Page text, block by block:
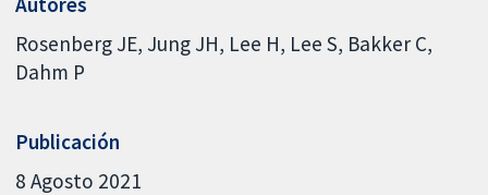
Rosenberg JE Jung JH Lee H Lee S Bakker C
Dahm P
Publicación
8 Agosto 2021